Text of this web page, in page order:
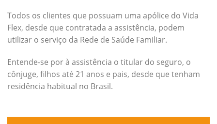
Todos os clientes que possuam uma apólice do Vida
Flex, desde que contratada a assistência, podem
utilizar o serviço da Rede de Saúde Familiar.
Entende-se por à assistência o titular do seguro, o
cônjuge, filhos até 21 anos e pais, desde que tenham
residência habitual no Brasil.